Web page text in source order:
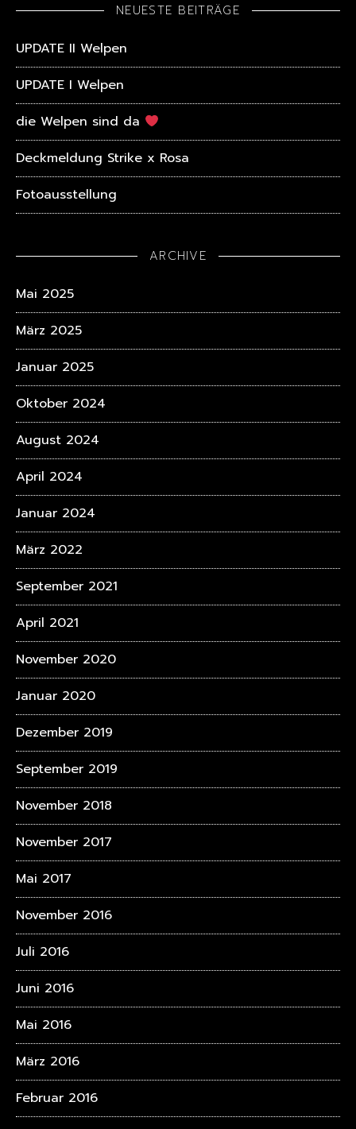
NEUESTE BEITRÄGE
UPDATE II Welpen
UPDATE I Welpen
die Welpen sind da
Deckmeldung Strike x Rosa
Fotoausstellung
ARCHIVE
Mai 2025
März 2025
Januar 2025
Oktober 2024
August 2024
April 2024
Januar 2024
März 2022
September 2021
April 2021
November 2020
Januar 2020
Dezember 2019
September 2019
November 2018
November 2017
Mai 2017
November 2016
Juli 2016
Juni 2016
Mai 2016
März 2016
Februar 2016